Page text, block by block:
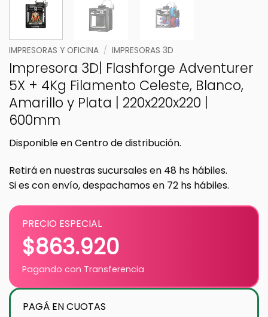
IMPRESORAS Y OFICINA / IMPRESORAS 3D
Impresora 3D| Flashforge Adventurer
5X + 4Kg Filamento Celeste, Blanco,
Amarillo y Plata | 220x220x220 |
600mm
Disponible en Centro de distribución.
Retirá en nuestras sucursales en 48 hs hábiles.
Si es con envío, despachamos en 72 hs hábiles.
PRECIO ESPECIAL
$863.920
Pagando con Transferencia
PAGÁ EN CUOTAS